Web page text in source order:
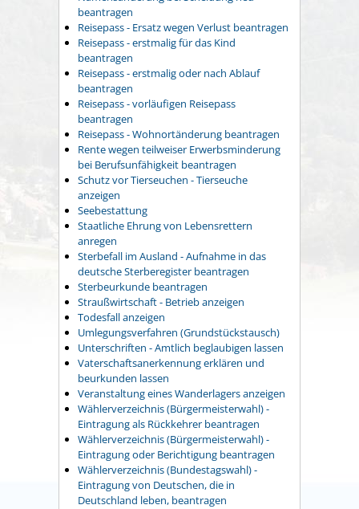
beantragen
Reisepass - Ersatz wegen Verlust beantragen
Reisepass - erstmalig für das Kind
beantragen
Reisepass - erstmalig oder nach Ablauf
beantragen
Reisepass - vorläufigen Reisepass
beantragen
Reisepass - Wohnortänderung beantragen
Rente wegen teilweiser Erwerbsminderung
bei Berufsunfähigkeit beantragen
Schutz vor Tierseuchen - Tierseuche
anzeigen
Seebestattung
Staatliche Ehrung von Lebensrettern
anregen
Sterbefall im Ausland - Aufnahme in das
deutsche Sterberegister beantragen
Sterbeurkunde beantragen
Straußwirtschaft - Betrieb anzeigen
Todesfall anzeigen
Umlegungsverfahren (Grundstückstausch)
Unterschriften - Amtlich beglaubigen lassen
Vaterschaftsanerkennung erklären und
beurkunden lassen
Veranstaltung eines Wanderlagers anzeigen
Wählerverzeichnis (Bürgermeisterwahl) -
Eintragung als Rückkehrer beantragen
Wählerverzeichnis (Bürgermeisterwahl) -
Eintragung oder Berichtigung beantragen
Wählerverzeichnis (Bundestagswahl) -
Eintragung von Deutschen, die in
Deutschland leben, beantragen